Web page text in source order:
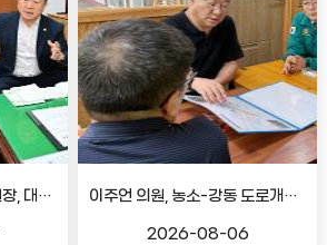
박용걸 예산결산특별위원장, 대공원로 확장공사 현안점검 간담회
이주언 의원, 농소-강동 도로개설 민원 현장 점검
2026-08-06